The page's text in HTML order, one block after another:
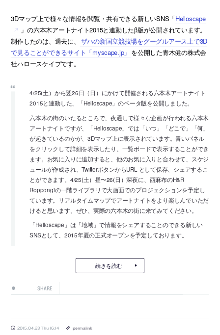
3Dマップ上で様々な情報を閲覧・共有できる新しいSNS「Helloscape
」の六本木アートナイト2015と連動したβ版が公開されています。
制作したのは、過去に、
ザハの新国立競技場をグーグルアース上で3D
で見ることができるサイト「myscape.jp」 を公開した青木健の株式会
社ハロースケイプです。
4/25(土）から翌26日（日）にかけて開催される六本木アートナイト
2015と連動した、「Helloscape」のベータ版を公開しました。
六本木の街のいたるところで、夜通しで様々な企画が行われる六本木
アートナイトですが、「Helloscape」では「いつ」「どこで」「何」
が起きているのかが、3Dマップ上に表示されています。青いパネル
をクリックして詳細を表示したり、一覧ボードで表示することができ
ます。お気に入りに追加すると、他のお気に入りと合わせて、スケジ
ュールが作成され、TwitterボタンからURL として保存、シェアするこ
とができます。4/25(土）昼〜26(日）深夜に、西麻布のH&R
Roppongiの一階ライブラリで大画面でのプロジェクションを予定し
ています。リアルタイムマップでアートナイトをより楽しんでいただ
けると思います。ぜひ、実際の六本木の街に来てみてください。
「Helloscape」は「地域」で情報をシェアすることのできる新しい
SNSとして、2015年夏の正式オープンを予定しております。
続きを読む
SHARE
2015.04.23 Thu 16:14 permalink